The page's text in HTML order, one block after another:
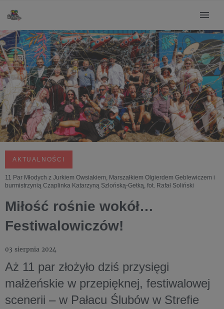
AKTUALNOŚCI
11 Par Młodych z Jurkiem Owsiakiem, Marszałkiem Olgierdem Geblewiczem i
burmistrzynią Czaplinka Katarzyną Szlońską-Getką, fot. Rafał Soliński
Miłość rośnie wokół…
Festiwalowiczów!
03 sierpnia 2024
Aż 11 par złożyło dziś przysięgi
małżeńskie w przepięknej, festiwalowej
scenerii – w Pałacu Ślubów w Strefie